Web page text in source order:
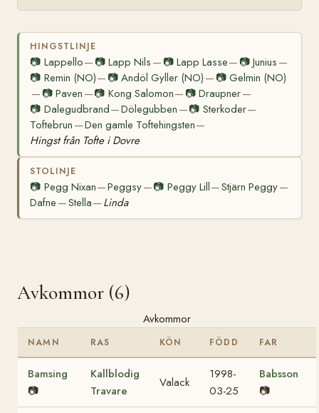
HINGSTLINJE
📷 Lappello— 📷Lapp Nils — 📷 Lapp Lasse— 📷 Junius —
📷 Remin (NO)— 📷Andöl Gyller (NO) — 📷 Gelmin (NO)
— 📷Paven —📷 Kong Salomon— 📷Draupner—
📷 Dalegudbrand—Dölegubben —📷 Sterkoder—
Toftebrun —Den gamle Toftehingsten—
Hingst från Tofte i Dovre
STOLINJE
📷 Pegg Nixan—Peggsy—📷 Peggy Lill—Stjärn Peggy—
Dafne —Stella— Linda
Avkommor (6)
Avkommor
NAMN RAS KÖN FÖDD FAR
Bamsing
📷
Kallblodig
Travare
Valack
1998-
03-25
Babsson
📷